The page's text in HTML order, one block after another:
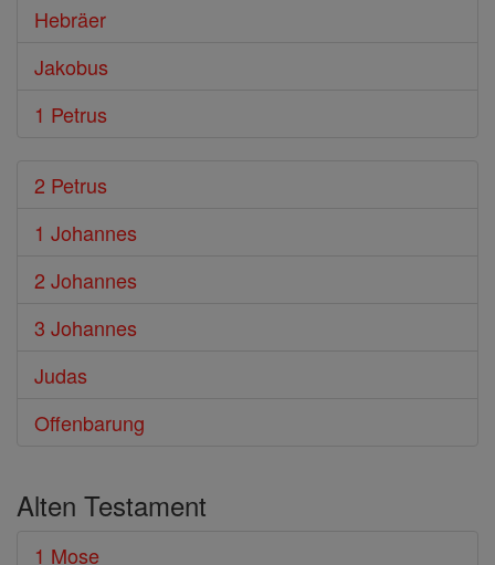
Hebräer
Jakobus
1 Petrus
2 Petrus
1 Johannes
2 Johannes
3 Johannes
Judas
Offenbarung
Alten Testament
1 Mose